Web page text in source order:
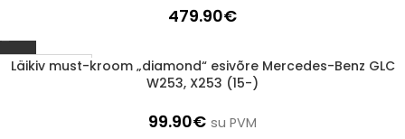
479.90€
Läbimüüdud
Läikiv must-kroom „diamond“ esivõre Mercedes-Benz GLC
W253, X253 (15-)
99.90€ su PVM